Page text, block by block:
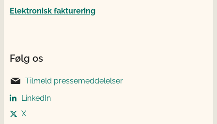
Elektronisk fakturering
Følg os
Tilmeld pressemeddelelser
LinkedIn
X